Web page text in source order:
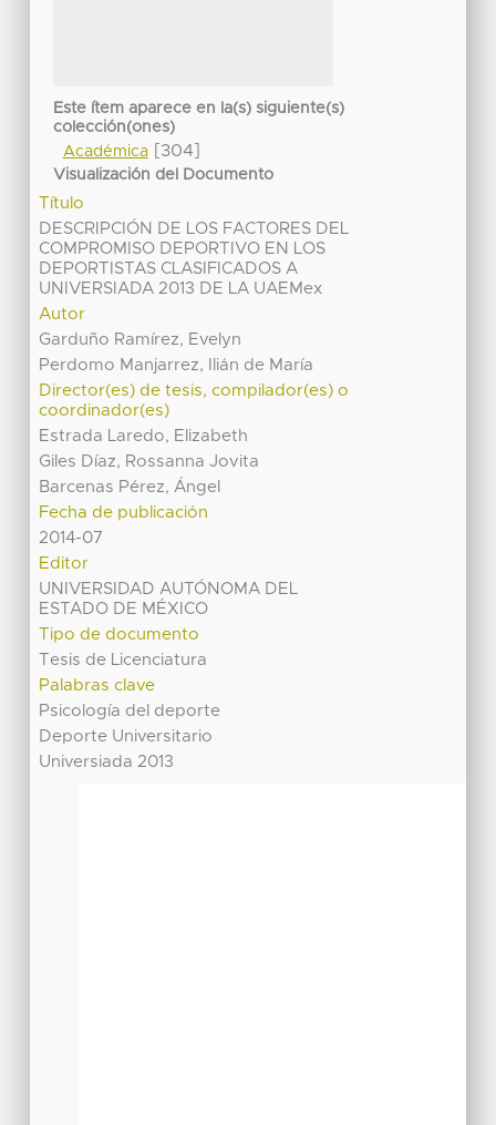
Este ítem aparece en la(s) siguiente(s)
colección(ones)
Académica[304]
Visualización del Documento
Título
DESCRIPCIÓN DE LOS FACTORES DEL
COMPROMISO DEPORTIVO EN LOS
DEPORTISTAS CLASIFICADOS A
UNIVERSIADA 2013 DE LA UAEMex
Autor
Garduño Ramírez, Evelyn
Perdomo Manjarrez, Ilián de María
Director(es) de tesis, compilador(es) o
coordinador(es)
Estrada Laredo, Elizabeth
Giles Díaz, Rossanna Jovita
Barcenas Pérez, Ángel
Fecha de publicación
2014-07
Editor
UNIVERSIDAD AUTÓNOMA DEL
ESTADO DE MÉXICO
Tipo de documento
Tesis de Licenciatura
Palabras clave
Psicología del deporte
Deporte Universitario
Universiada 2013